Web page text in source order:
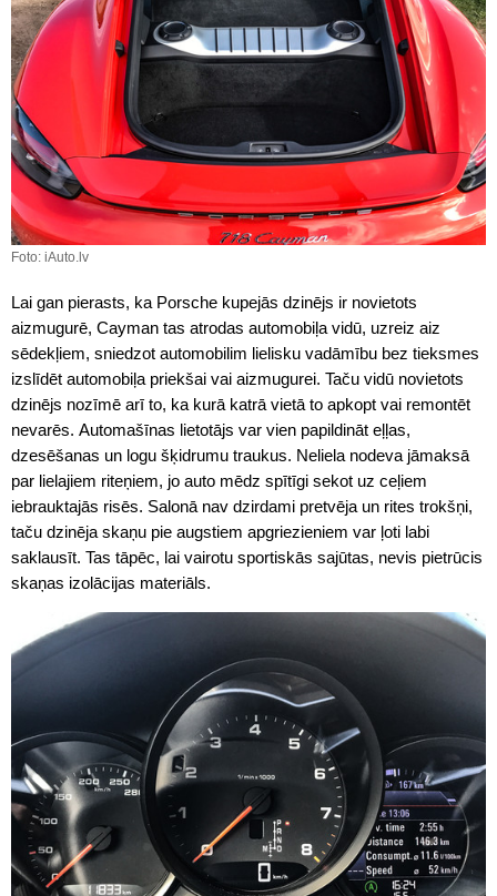
Foto: iAuto.lv
Lai gan pierasts, ka Porsche kupejās dzinējs ir novietots
aizmugurē, Cayman tas atrodas automobiļa vidū, uzreiz aiz
sēdekļiem, sniedzot automobilim lielisku vadāmību bez tieksmes
izslīdēt automobiļa priekšai vai aizmugurei. Taču vidū novietots
dzinējs nozīmē arī to, ka kurā katrā vietā to apkopt vai remontēt
nevarēs. Automašīnas lietotājs var vien papildināt eļļas,
dzesēšanas un logu šķidrumu traukus. Neliela nodeva jāmaksā
par lielajiem riteņiem, jo auto mēdz spītīgi sekot uz ceļiem
iebrauktajās risēs. Salonā nav dzirdami pretvēja un rites trokšņi,
taču dzinēja skaņu pie augstiem apgriezieniem var ļoti labi
saklausīt. Tas tāpēc, lai vairotu sportiskās sajūtas, nevis pietrūcis
skaņas izolācijas materiāls.